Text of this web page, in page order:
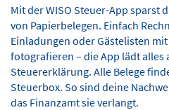
Mit der WISO Steuer-App sparst
von Papierbelegen. Einfach
Einladungen oder Gästelisten
fotografieren – die App lädt alles
Steuererklärung. Alle Belege
Steuerbox. So sind deine
das Finanzamt sie verlangt.